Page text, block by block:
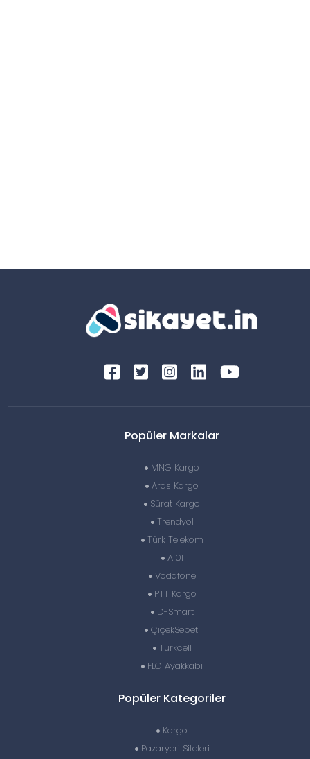
Popüler Markalar
MNG Kargo
Aras Kargo
Sürat Kargo
Trendyol
Türk Telekom
A101
Vodafone
PTT Kargo
D-Smart
ÇiçekSepeti
Turkcell
FLO Ayakkabı
Popüler Kategoriler
Kargo
Pazaryeri Siteleri